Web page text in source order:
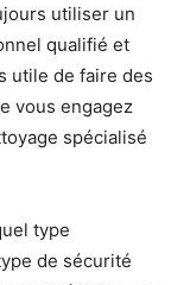
utiliser un
qualifié et
utile de faire des
vous engagez
spécialisé
type
de sécurité